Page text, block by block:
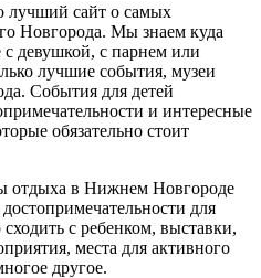
сайт о самых
Новгорода. Мы знаем куда
девушкой, с парнем или
лучшие события, музеи
События для детей
и интересные
обязательно стоит
отдыха в Нижнем Новгороде
для
с ребенком, выставки,
места для активного
другое.